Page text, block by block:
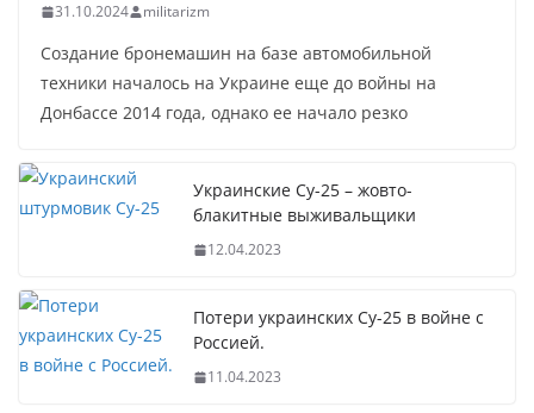
31.10.2024 militarizm
Создание бронемашин на базе автомобильной
техники началось на Украине еще до войны на
Донбассе 2014 года, однако ее начало резко
Украинские Су-25 – жовто-
блакитные выживальщики
12.04.2023
Потери украинских Су-25 в войне с
Россией.
11.04.2023